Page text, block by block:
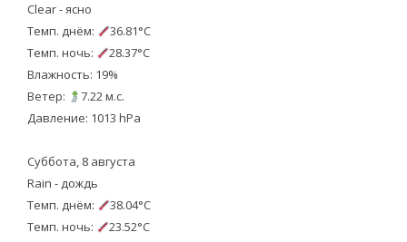
Clear - ясно
Темп. днём:
36.81°C
Темп. ночь:
28.37°C
Влажность: 19%
Ветер:
7.22 м.с.
Давление: 1013 hPa
Суббота, 8 августа
Rain - дождь
Темп. днём:
38.04°C
Темп. ночь:
23.52°C